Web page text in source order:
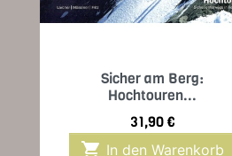
 Vorschau
Sicher am Berg:
Hochtouren...
Preis
31,90 €
 In den Warenkorb